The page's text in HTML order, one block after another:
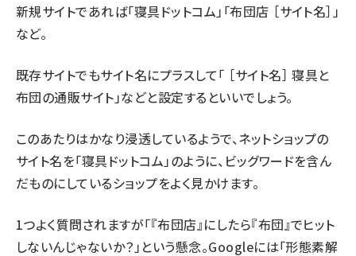
新規サイトであれば「寝具ドットコム」「布団店 ［サイト名］」
など。
既存サイトでもサイト名にプラスして「 ［サイト名］ 寝具と
布団の通販サイト」などと設定するといいでしょう。
このあたりはかなり浸透しているようで、ネットショップの
サイト名を「寝具ドットコム」のように、ビッグワードを含ん
だものにしているショップをよく見かけます。
1つよく質問されますが「『布団店』にしたら『布団』でヒット
しないんじゃないか？」という懸念。Googleには「形態素解